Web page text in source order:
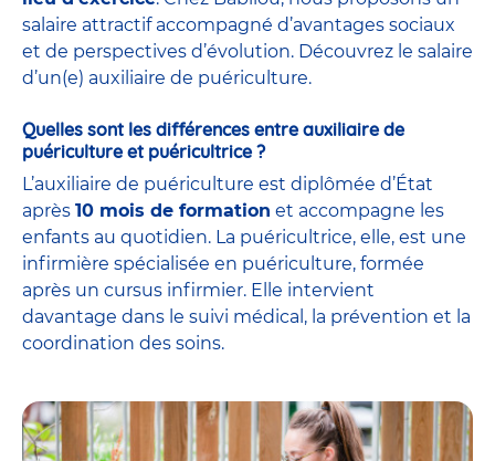
salaire attractif accompagné d’avantages sociaux
et de perspectives d’évolution. Découvrez le salaire
d’un(e) auxiliaire de puériculture.
Quelles sont les différences entre auxiliaire de
puériculture et puéricultrice ?
L’auxiliaire de puériculture est diplômée d’État
après 10 mois de formation et accompagne les
enfants au quotidien. La puéricultrice, elle, est une
infirmière spécialisée en puériculture, formée
après un cursus infirmier. Elle intervient
davantage dans le suivi médical, la prévention et la
coordination des soins.